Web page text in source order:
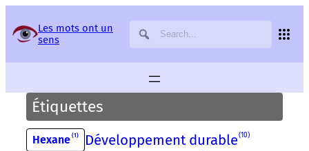
Les mots ont un
sens
Étiquettes
Hexane 1 Développement durable 10
Panneau de gestion des services